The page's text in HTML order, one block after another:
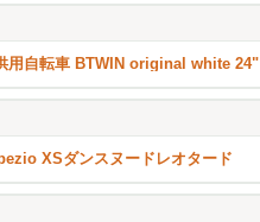
用自転車 BTWIN original white 24"
XSダンスヌードレオタード